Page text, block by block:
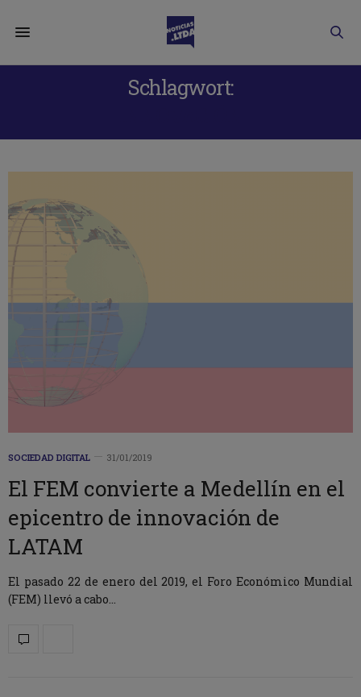
Schlagwort:
SOCIEDAD DIGITAL 31/01/2019
El FEM convierte a Medellín en el
epicentro de innovación de
LATAM
El pasado 22 de enero del 2019, el Foro Económico Mundial
(FEM) llevó a cabo…